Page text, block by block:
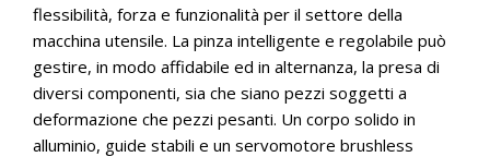
flessibilità, forza e funzionalità per il settore della
macchina utensile. La pinza intelligente e regolabile può
gestire, in modo affidabile ed in alternanza, la presa di
diversi componenti, sia che siano pezzi soggetti a
deformazione che pezzi pesanti. Un corpo solido in
alluminio, guide stabili e un servomotore brushless